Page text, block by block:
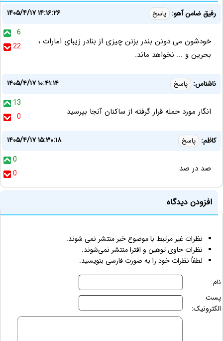
رفیق ضامن آهو: پاسخ
۱۴۰۵/۴/۱۷ ۱۴:۱۶:۲۶
6
22
خودشون می دونن بندر بزنن چیزی از بنادر زیبای امارات ،
بحرین و ... نخواهد ماند.
ناشناس: پاسخ
۱۴۰۵/۴/۱۷ ۱۰:۴۱:۱۴
13
0
انگار مورد حمله قرار گرفته از ساکنان آنجا بپرسید
کاظم: پاسخ
۱۴۰۵/۴/۱۷ ۱۵:۳۰:۱۸
0
0
صد در صد
افزودن دیدگاه
نظرات غیر مرتبط با موضوع خبر منتشر نمی شوند.
نظرات حاوی توهین و افترا منتشر نمی‌شوند.
لطفاً نظرات خود را به صورت فارسی بنویسید.
نام:
پست
الکترونیک: